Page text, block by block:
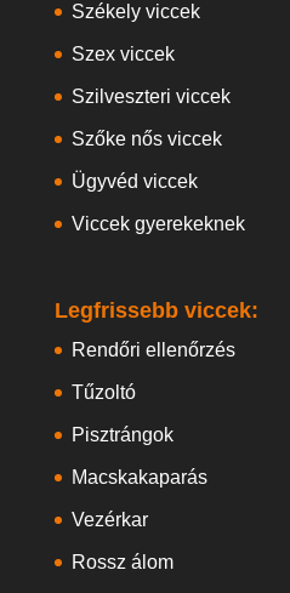
Székely viccek
Szex viccek
Szilveszteri viccek
Szőke nős viccek
Ügyvéd viccek
Viccek gyerekeknek
Legfrissebb viccek:
Rendőri ellenőrzés
Tűzoltó
Pisztrángok
Macskakaparás
Vezérkar
Rossz álom